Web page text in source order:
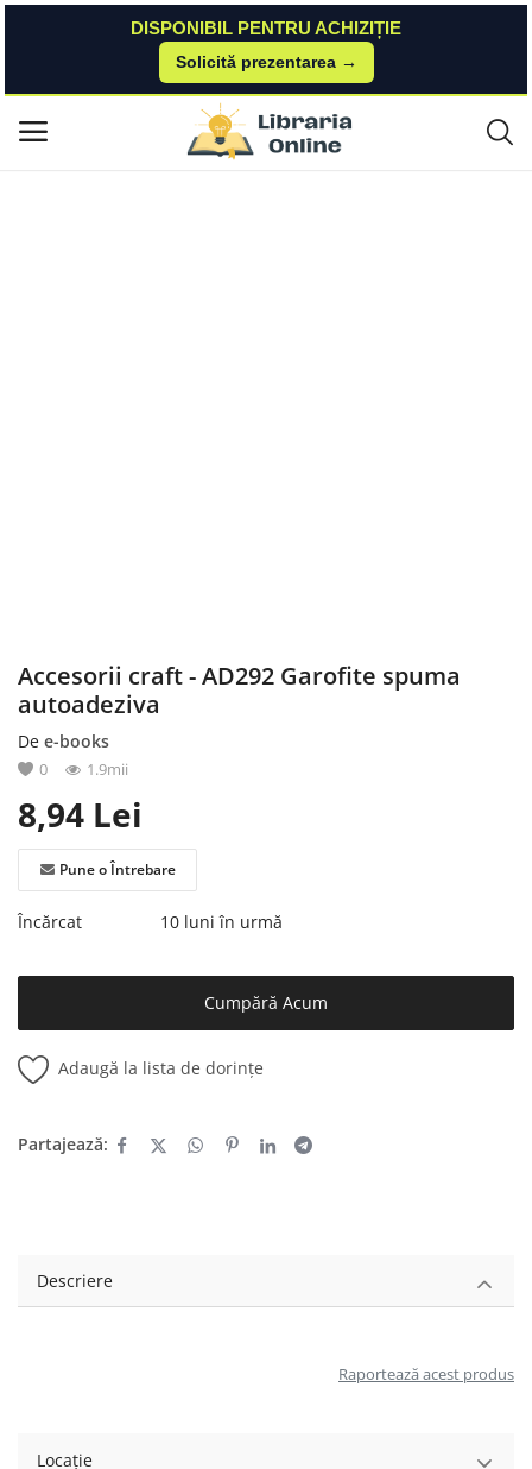
DISPONIBIL PENTRU ACHIZIȚIE
Solicită prezentarea →
Meniu principal
Arts & Crafts
Accesorii craft - AD292 Garofite spuma autoadeziva
Accesorii craft - AD292 Garofite spuma
autoadeziva
De e-books
0 1.9mii
8,94 Lei
Pune o Întrebare
Încărcat 10 luni în urmă
Cumpără Acum
Adaugă la lista de dorințe
Partajează:
Descriere
Raportează acest produs
Locație